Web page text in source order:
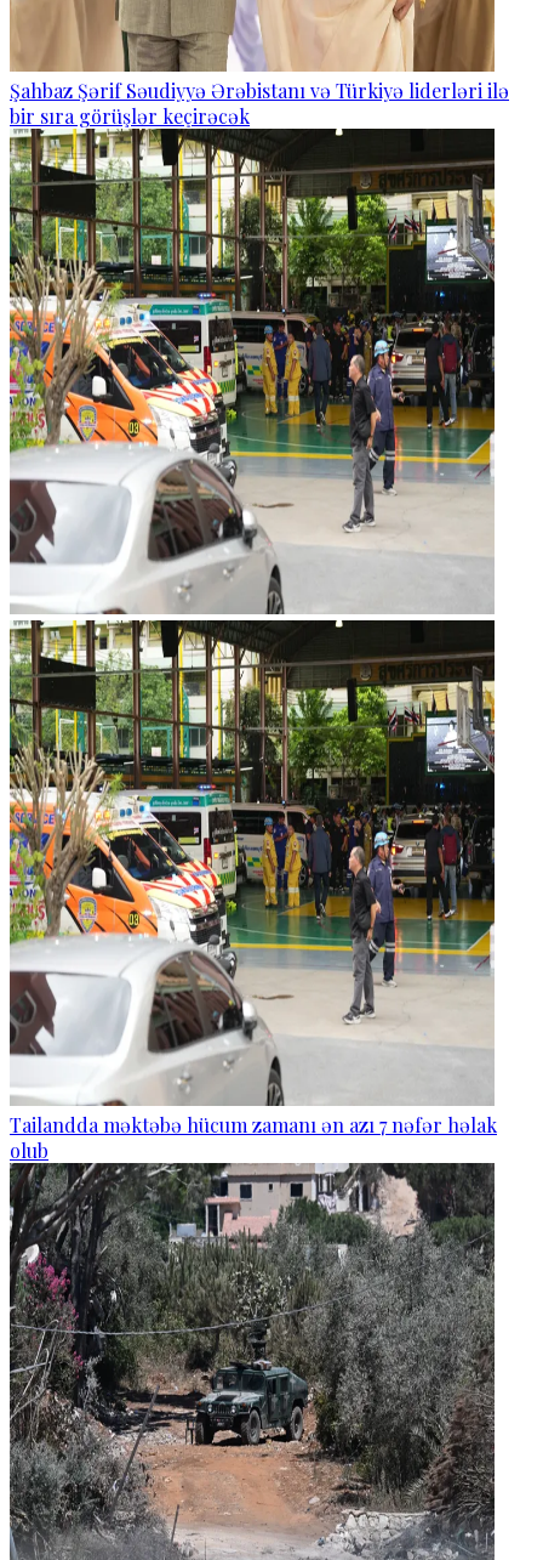
Şahbaz Şərif Səudiyyə Ərəbistanı və Türkiyə liderləri ilə
bir sıra görüşlər keçirəcək
Tailandda məktəbə hücum zamanı ən azı 7 nəfər həlak
olub